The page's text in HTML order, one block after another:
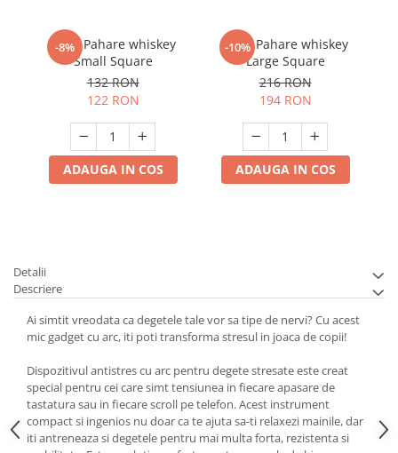
-8%
Set 4 Pahare whiskey
Small Square
132 RON
122 RON
ADAUGA IN COS
-10%
Set 6 Pahare whiskey
Large Square
216 RON
194 RON
ADAUGA IN COS
Detalii
Descriere
Ai simtit vreodata ca degetele tale vor sa tipe de nervi? Cu acest
mic gadget cu arc, iti poti transforma stresul in joaca de copii!
Dispozitivul antistres cu arc pentru degete stresate este creat
special pentru cei care simt tensiunea in fiecare apasare de
tastatura sau in fiecare scroll pe telefon. Acest instrument
compact si ingenios nu doar ca te ajuta sa-ti relaxezi mainile, dar
iti antreneaza si degetele pentru mai multa forta, rezistenta si